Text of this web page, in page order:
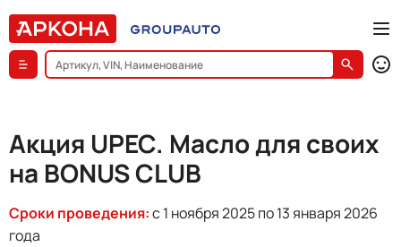
Акция UPEC. Масло для своих
на BONUS CLUB
Сроки проведения:с 1 ноября 2025 по 13 января 2026
года